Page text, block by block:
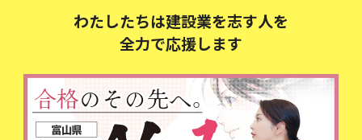
わたしたちは建設業を志す人を
全力で応援します